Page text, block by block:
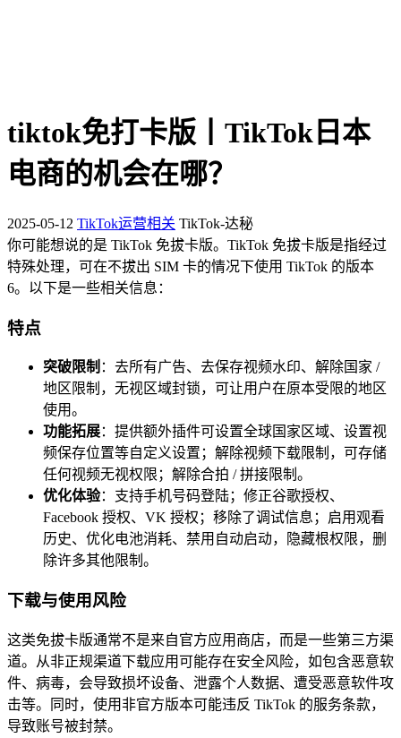
tiktok免打卡版丨TikTok日本
电商的机会在哪？
2025-05-12 TikTok运营相关 TikTok-达秘
你可能想说的是 TikTok 免拔卡版。TikTok 免拔卡版是指经过
特殊处理，可在不拔出 SIM 卡的情况下使用 TikTok 的版本
6。以下是一些相关信息：
特点
突破限制 ：去所有广告、去保存视频水印、解除国家 /
地区限制，无视区域封锁，可让用户在原本受限的地区
使用。
功能拓展：提供额外插件可设置全球国家区域、设置视
频保存位置等自定义设置；解除视频下载限制，可存储
任何视频无视权限；解除合拍 / 拼接限制。
优化体验：支持手机号码登陆；修正谷歌授权、
Facebook 授权、VK 授权；移除了调试信息；启用观看
历史、优化电池消耗、禁用自动启动，隐藏根权限，删
除许多其他限制。
下载与使用风险
这类免拔卡版通常不是来自官方应用商店，而是一些第三方渠
道。从非正规渠道下载应用可能存在安全风险，如包含恶意软
件、病毒，会导致损坏设备、泄露个人数据、遭受恶意软件攻
击等。同时，使用非官方版本可能违反 TikTok 的服务条款，
导致账号被封禁。